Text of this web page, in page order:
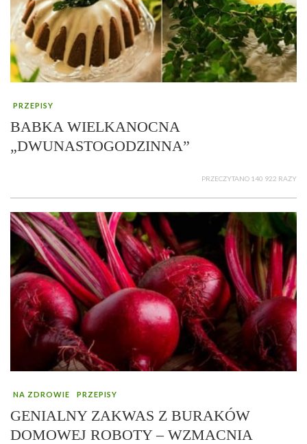
PRZEPISY
BABKA WIELKANOCNA
„DWUNASTOGODZINNA”
PRZECZYTANO 140 922 RAZY
NA ZDROWIE PRZEPISY
GENIALNY ZAKWAS Z BURAKÓW
DOMOWEJ ROBOTY – WZMACNIA